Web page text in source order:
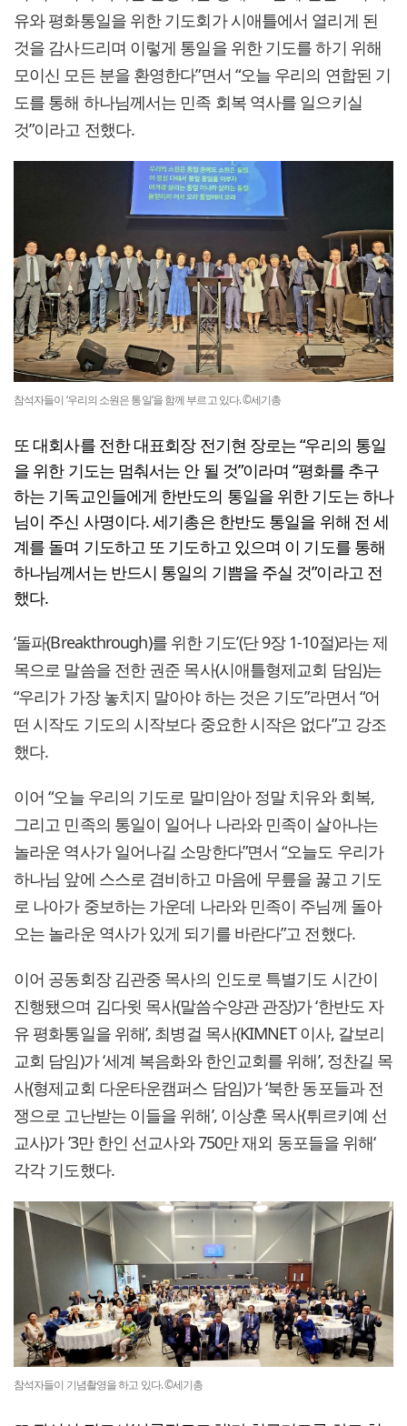
유와 평화통일을 위한 기도회가 시애틀에서 열리게 된
것을 감사드리며 이렇게 통일을 위한 기도를 하기 위해
모이신 모든 분을 환영한다”면서 “오늘 우리의 연합된 기
도를 통해 하나님께서는 민족 회복 역사를 일으키실
것”이라고 전했다.
참석자들이 ‘우리의 소원은 통일’을 함께 부르고 있다. ©세기총
또 대회사를 전한 대표회장 전기현 장로는 “우리의 통일
을 위한 기도는 멈춰서는 안 될 것”이라며 “평화를 추구
하는 기독교인들에게 한반도의 통일을 위한 기도는 하나
님이 주신 사명이다. 세기총은 한반도 통일을 위해 전 세
계를 돌며 기도하고 또 기도하고 있으며 이 기도를 통해
하나님께서는 반드시 통일의 기쁨을 주실 것”이라고 전
했다.
‘돌파(Breakthrough)를 위한 기도’(단 9장 1-10절)라는 제
목으로 말씀을 전한 권준 목사(시애틀형제교회 담임)는
“우리가 가장 놓치지 말아야 하는 것은 기도”라면서 “어
떤 시작도 기도의 시작보다 중요한 시작은 없다”고 강조
했다.
이어 “오늘 우리의 기도로 말미암아 정말 치유와 회복,
그리고 민족의 통일이 일어나 나라와 민족이 살아나는
놀라운 역사가 일어나길 소망한다”면서 “오늘도 우리가
하나님 앞에 스스로 겸비하고 마음에 무릎을 꿇고 기도
로 나아가 중보하는 가운데 나라와 민족이 주님께 돌아
오는 놀라운 역사가 있게 되기를 바란다”고 전했다.
이어 공동회장 김관중 목사의 인도로 특별기도 시간이
진행됐으며 김다윗 목사(말씀수양관 관장)가 ‘한반도 자
유 평화통일을 위해’, 최병걸 목사(KIMNET 이사, 갈보리
교회 담임)가 ‘세계 복음화와 한인교회를 위해’, 정찬길 목
사(형제교회 다운타운캠퍼스 담임)가 ‘북한 동포들과 전
쟁으로 고난받는 이들을 위해’, 이상훈 목사(튀르키예 선
교사)가 ’3만 한인 선교사와 750만 재외 동포들을 위해‘
각각 기도했다.
참석자들이 기념촬영을 하고 있다. ©세기총